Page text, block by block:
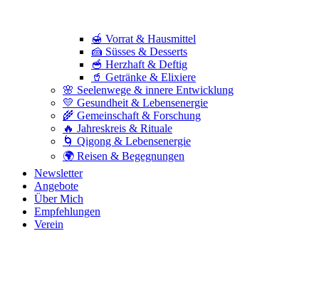
🍯 Vorrat & Hausmittel
🍰 Süsses & Desserts
🥣 Herzhaft & Deftig
🥤 Getränke & Elixiere
🌸 Seelenwege & innere Entwicklung
💛 Gesundheit & Lebensenergie
🌾 Gemeinschaft & Forschung
🔥 Jahreskreis & Rituale
🌀 Qigong & Lebensenergie
🌍 Reisen & Begegnungen
Newsletter
Angebote
Über Mich
Empfehlungen
Verein